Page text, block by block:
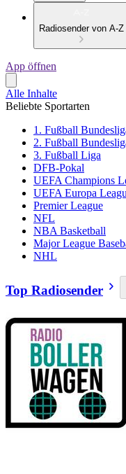
Radiosender von A-Z
App öffnen
Alle Inhalte
Beliebte Sportarten
1. Fußball
2. Fußball
3. Fußball Liga
DFB-Pokal
UEFA Champions
UEFA Europa
Premier League
NFL
NBA Basketball
Major League
NHL
Top Radiosender